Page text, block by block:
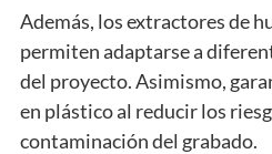
Además, los extractores de
permiten adaptarse a
del proyecto. Asimismo,
en plástico al reducir los
contaminación del grabado.